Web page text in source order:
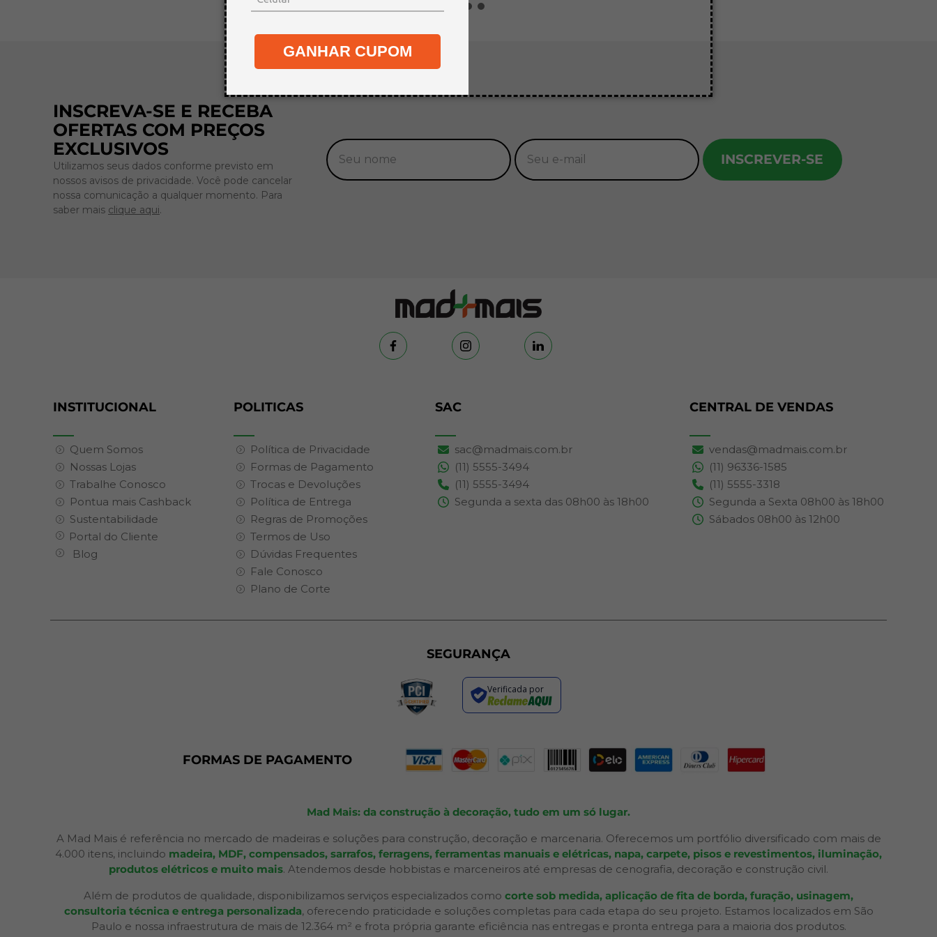
GANHAR CUPOM
INSCREVA-SE E RECEBA
OFERTAS COM PREÇOS
EXCLUSIVOS
Utilizamos seus dados conforme previsto em
nossos avisos de privacidade. Você pode cancelar
nossa comunicação a qualquer momento. Para
saber mais clique aqui.
INSCREVER-SE
INSTITUCIONAL
Quem Somos
Nossas Lojas
Trabalhe Conosco
Pontua mais Cashback
Sustentabilidade
Portal do Cliente
Blog
POLITICAS
Política de Privacidade
Formas de Pagamento
Trocas e Devoluções
Política de Entrega
Regras de Promoções
Termos de Uso
Dúvidas Frequentes
Fale Conosco
Plano de Corte
SAC
sac@madmais.com.br
(11) 5555-3494
(11) 5555-3494
Segunda a sexta das 08h00 às 18h00
CENTRAL DE VENDAS
vendas@madmais.com.br
(11) 96336-1585
(11) 5555-3318
Segunda a Sexta 08h00 às 18h00
Sábados 08h00 às 12h00
SEGURANÇA
Verificada por
FORMAS DE PAGAMENTO
Mad Mais: da construção à decoração, tudo em um só lugar.
A Mad Mais é referência no mercado de madeiras e soluções para construção, decoração e marcenaria. Oferecemos um portfólio diversificado com mais de
4.000 itens, incluindo madeira, MDF, compensados, sarrafos, ferragens, ferramentas manuais e elétricas, napa, carpete, pisos e revestimentos, iluminação,
produtos elétricos e muito mais. Atendemos desde hobbistas e marceneiros até empresas de cenografia, decoração e construção civil.
Além de produtos de qualidade, disponibilizamos serviços especializados como corte sob medida, aplicação de fita de borda, furação, usinagem,
consultoria técnica e entrega personalizada, oferecendo praticidade e soluções completas para cada etapa do seu projeto. Estamos localizados em São
Paulo e nossa infraestrutura de mais de 12.364 m² e frota própria garante eficiência nas entregas e pronta entrega para a maioria dos produtos.